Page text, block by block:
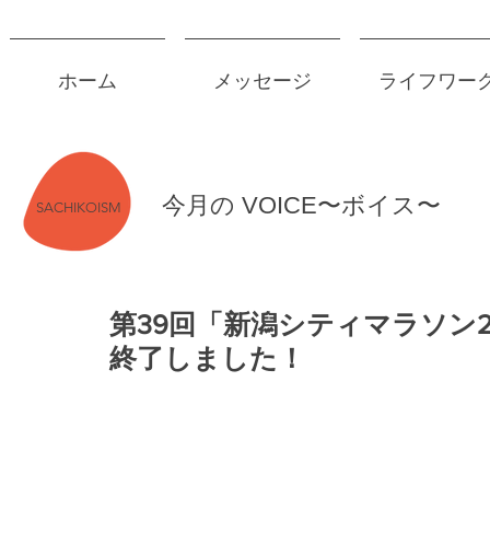
ホーム メッセージ ライフワー
SACHIKOISM 今月の VOICE〜ボイス〜
第39回「新潟シティマラソ
終了しました！